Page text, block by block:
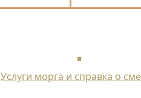
Услуги морга и справка о